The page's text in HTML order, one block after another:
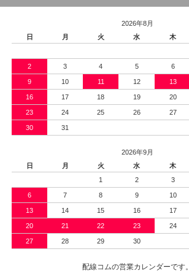
2026年8月
日
月 火 水 木
2 3 4 5 6
9 10 11 12 13
16 17 18 19 20
23 24 25 26 27
30 31
2026年9月
日
月 火 水 木
1
2 3
6 7 8 9 10
13 14 15 16 17
20 21 22 23 24
27 28 29 30
配線コムの営業カレンダーです。